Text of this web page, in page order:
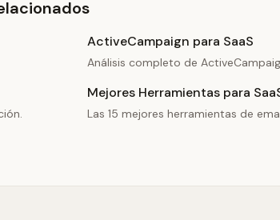
ActiveCampaign para SaaS
Análisis completo de
Mejores Herramientas para
Las 15 mejores herramientas de